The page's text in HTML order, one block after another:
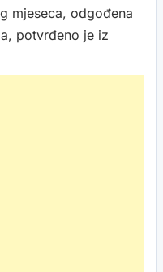
mjeseca, odgođena
potvrđeno je iz